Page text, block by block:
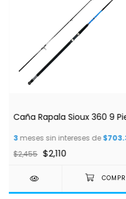
Caña Rapala Sioux 360 9
3 meses sin intereses de
$2,455 $2,110